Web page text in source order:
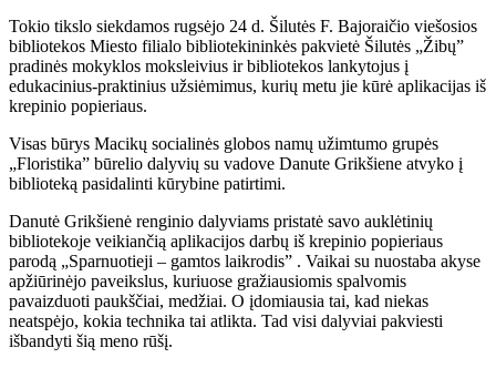
Tokio tikslo siekdamos rugsėjo 24 d. Šilutės F. Bajoraičio viešosios
bibliotekos Miesto filialo bibliotekininkės pakvietė Šilutės „Žibų”
pradinės mokyklos moksleivius ir bibliotekos lankytojus į
edukacinius-praktinius užsiėmimus, kurių metu jie kūrė aplikacijas iš
krepinio popieriaus.
Visas būrys Macikų socialinės globos namų užimtumo grupės
„Floristika” būrelio dalyvių su vadove Danute Grikšiene atvyko į
biblioteką pasidalinti kūrybine patirtimi.
Danutė Grikšienė renginio dalyviams pristatė savo auklėtinių
bibliotekoje veikiančią aplikacijos darbų iš krepinio popieriaus
parodą „Sparnuotieji – gamtos laikrodis” . Vaikai su nuostaba akyse
apžiūrinėjo paveikslus, kuriuose gražiausiomis spalvomis
pavaizduoti paukščiai, medžiai. O įdomiausia tai, kad niekas
neatspėjo, kokia technika tai atlikta. Tad visi dalyviai pakviesti
išbandyti šią meno rūšį.